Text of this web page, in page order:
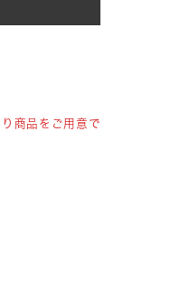
商品をご用意で